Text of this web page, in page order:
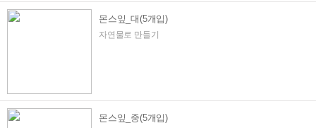
몬스잎_대(5개입)
자연물로 만들기
몬스잎_중(5개입)